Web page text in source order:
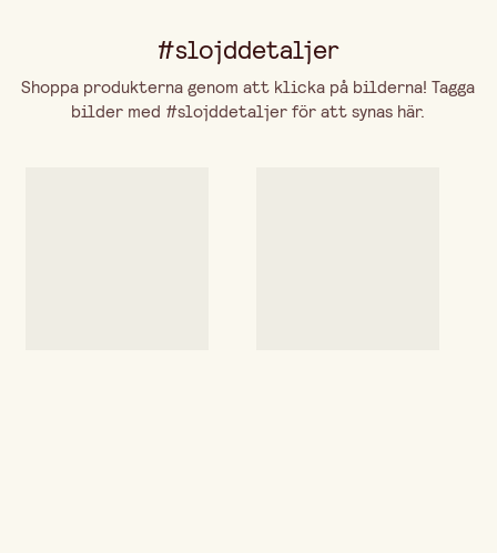
#slojddetaljer
Shoppa produkterna genom att klicka på bilderna! Tagga
bilder med #slojddetaljer för att synas här.